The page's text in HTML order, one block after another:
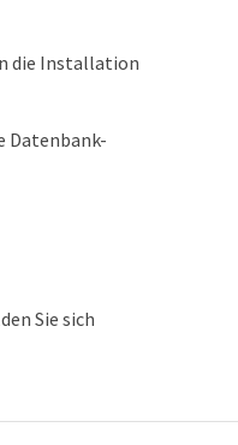
die Installation
Datenbank-
Sie sich